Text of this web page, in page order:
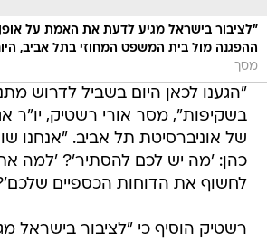
"לציבור בישראל מגיע לדעת את האמת על
ההפגנה מול בית המשפט המחוזי בתל אביב,
מסך
"הגענו לכאן היום בשביל לדרוש
בשקיפות", מסר אורי רשטיק, יו"ר
של אוניברסיטת תל אביב. "אנחנו
כהן: 'מה יש לכם להסתיר'? 'למה
לחשוף את הדוחות הכספיים
רשטיק הוסיף כי "לציבור בישראל